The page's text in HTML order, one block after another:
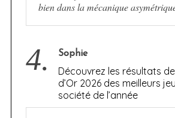
bien dans la mécanique
4. Sophie
Découvrez les résultats
d’Or 2026 des meilleurs
société de l’année